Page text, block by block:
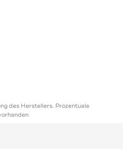
des Herstellers. Prozentuale